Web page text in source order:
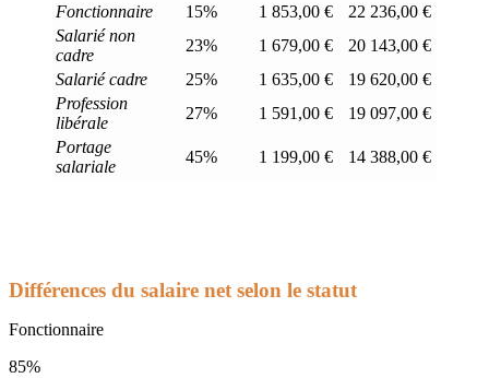
Fonctionnaire
15% 1 853,00 €
22 236,00 €
Salarié non
cadre
23% 1 679,00 €
20 143,00 €
Salarié cadre
25% 1 635,00 €
19 620,00 €
Profession
libérale
27% 1 591,00 €
19 097,00 €
Portage
salariale
45% 1 199,00 € 14 388,00 €
Différences du salaire net selon le statut
Fonctionnaire
85%